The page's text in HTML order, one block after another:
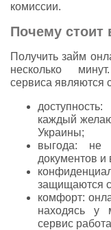
комиссии.
Почему стоит
Получить займ
несколько
сервиса являются
каждый
Украины;
выгода: не
документов
защищаются
комфорт:
находясь у
сервис